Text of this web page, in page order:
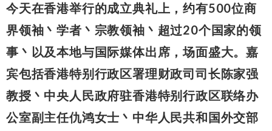
今天在香港举行的成立典礼上，约有500位商
界领袖丶学者丶宗教领袖丶超过20个国家的领
事丶以及本地与国际媒体出席，场面盛大。嘉
宾包括香港特别行政区署理财政司司长陈家强
教授丶中央人民政府驻香港特别行政区联络办
公室副主任仇鸿女士丶中华人民共和国外交部